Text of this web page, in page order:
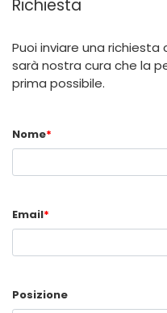
Richiesta
Puoi inviare una
sarà nostra cura che la
prima possibile.
Nome*
Email*
Posizione